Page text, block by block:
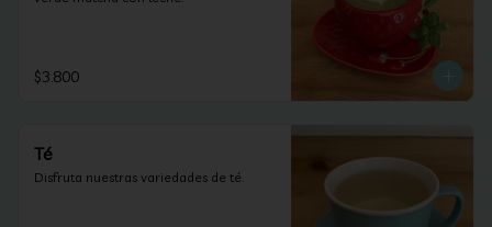
$3.800
Té
Disfruta nuestras variedades de té.